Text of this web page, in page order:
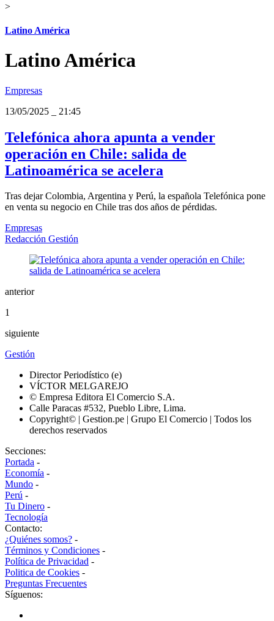
>
Latino América
Latino América
Empresas
13/05/2025
21:45
Telefónica ahora apunta a vender
operación en Chile: salida de
Latinoamérica se acelera
Tras dejar Colombia, Argentina y Perú, la española Telefónica pone
en venta su negocio en Chile tras dos años de pérdidas.
Empresas
Redacción Gestión
anterior
1
siguiente
Gestión
Director Periodístico (e)
VÍCTOR MELGAREJO
© Empresa Editora El Comercio S.A.
Calle Paracas #532, Pueblo Libre, Lima.
Copyright© | Gestion.pe | Grupo El Comercio | Todos los
derechos reservados
Secciones:
Portada -
Economía -
Mundo -
Perú -
Tu Dinero -
Tecnología
Contacto:
¿Quiénes somos? -
Términos y Condiciones -
Política de Privacidad -
Politica de Cookies -
Preguntas Frecuentes
Síguenos: